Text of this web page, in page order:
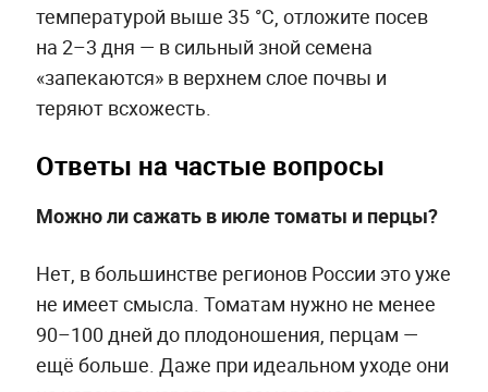
температурой выше 35 °С, отложите посев
на 2–3 дня — в сильный зной семена
«запекаются» в верхнем слое почвы и
теряют всхожесть.
Ответы на частые вопросы
Можно ли сажать в июле томаты и перцы?
Нет, в большинстве регионов России это уже
не имеет смысла. Томатам нужно не менее
90–100 дней до плодоношения, перцам —
ещё больше. Даже при идеальном уходе они